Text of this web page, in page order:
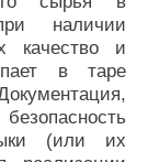
наличии
качество и
в таре
(или их